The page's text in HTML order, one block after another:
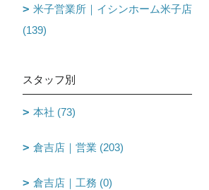
米子営業所｜イシンホーム米子店
(139)
スタッフ別
本社 (73)
倉吉店｜営業 (203)
倉吉店｜工務 (0)